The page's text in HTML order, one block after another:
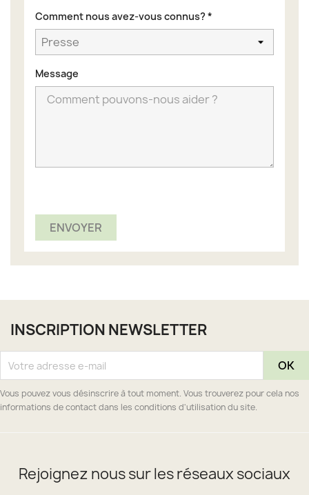
Comment nous avez-vous connus?*
Message
INSCRIPTION NEWSLETTER
Vous pouvez vous désinscrire à tout moment. Vous trouverez pour cela nos
informations de contact dans les conditions d'utilisation du site.
Rejoignez nous sur les réseaux sociaux